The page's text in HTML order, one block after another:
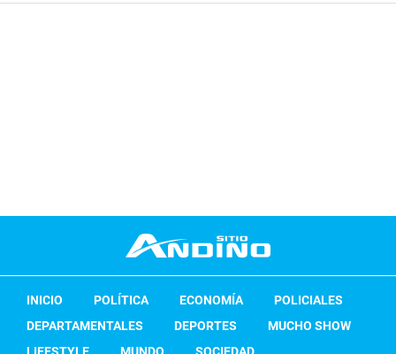
INICIO POLÍTICA ECONOMÍA
POLICIALES
DEPARTAMENTALES
DEPORTES
MUCHO SHOW
LIFESTYLE
MUNDO SOCIEDAD